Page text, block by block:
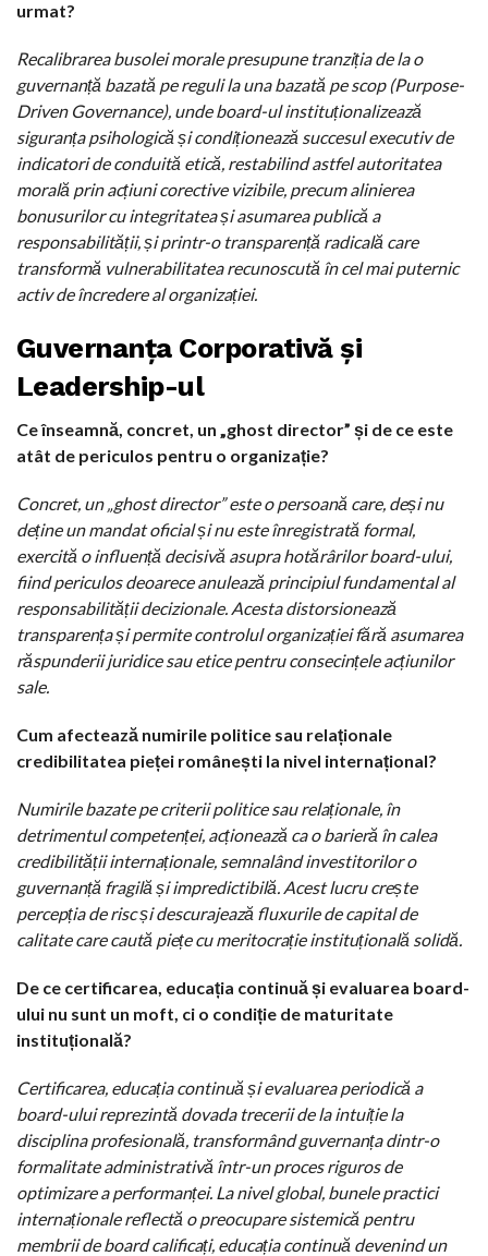
urmat?
Recalibrarea busolei morale presupune tranziția de la o
guvernanță bazată pe reguli la una bazată pe scop (Purpose-
Driven Governance), unde board-ul instituționalizează
siguranța psihologică și condiționează succesul executiv de
indicatori de conduită etică, restabilind astfel autoritatea
morală prin acțiuni corective vizibile, precum alinierea
bonusurilor cu integritatea și asumarea publică a
responsabilității, și printr-o transparență radicală care
transformă vulnerabilitatea recunoscută în cel mai puternic
activ de încredere al organizației.
Guvernanța Corporativă și
Leadership-ul
Ce înseamnă, concret, un „ghost director” și de ce este
atât de periculos pentru o organizație?
Concret, un „ghost director” este o persoană care, deși nu
deține un mandat oficial și nu este înregistrată formal,
exercită o influență decisivă asupra hotărârilor board-ului,
fiind periculos deoarece anulează principiul fundamental al
responsabilității decizionale. Acesta distorsionează
transparența și permite controlul organizației fără asumarea
răspunderii juridice sau etice pentru consecințele acțiunilor
sale.
Cum afectează numirile politice sau relaționale
credibilitatea pieței românești la nivel internațional?
Numirile bazate pe criterii politice sau relaționale, în
detrimentul competenței, acționează ca o barieră în calea
credibilității internaționale, semnalând investitorilor o
guvernanță fragilă și impredictibilă. Acest lucru crește
percepția de risc și descurajează fluxurile de capital de
calitate care caută piețe cu meritocrație instituțională solidă.
De ce certificarea, educația continuă și evaluarea board-
ului nu sunt un moft, ci o condiție de maturitate
instituțională?
Certificarea, educația continuă și evaluarea periodică a
board-ului reprezintă dovada trecerii de la intuiție la
disciplina profesională, transformând guvernanța dintr-o
formalitate administrativă într-un proces riguros de
optimizare a performanței. La nivel global, bunele practici
internaționale reflectă o preocupare sistemică pentru
membrii de board calificați, educația continuă devenind un